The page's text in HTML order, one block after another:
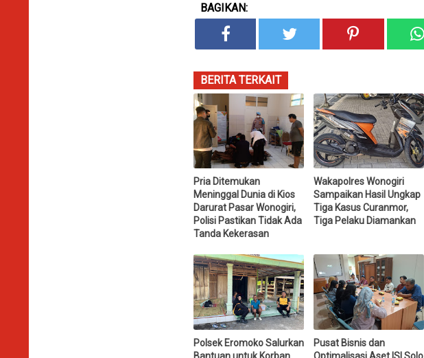
BAGIKAN:
BERITA TERKAIT
Pria Ditemukan
Meninggal Dunia di Kios
Darurat Pasar Wonogiri,
Polisi Pastikan Tidak Ada
Tanda Kekerasan
Wakapolres Wonogiri
Sampaikan Hasil Ungkap
Tiga Kasus Curanmor,
Tiga Pelaku Diamankan
Polsek Eromoko Salurkan
Pusat Bisnis dan